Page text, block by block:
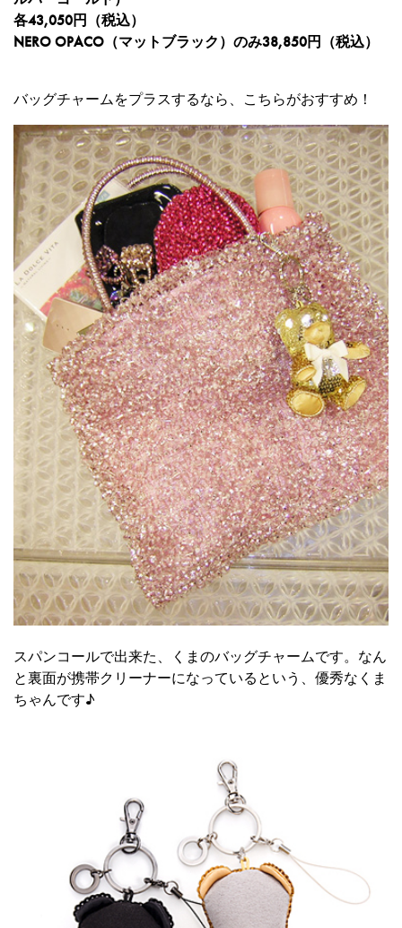
各43,050円（税込）
NERO OPACO（マットブラック）のみ38,850円（税込）
バッグチャームをプラスするなら、こちらがおすすめ！
スパンコールで出来た、くまのバッグチャームです。なん
と裏面が携帯クリーナーになっているという、優秀なくま
ちゃんです♪